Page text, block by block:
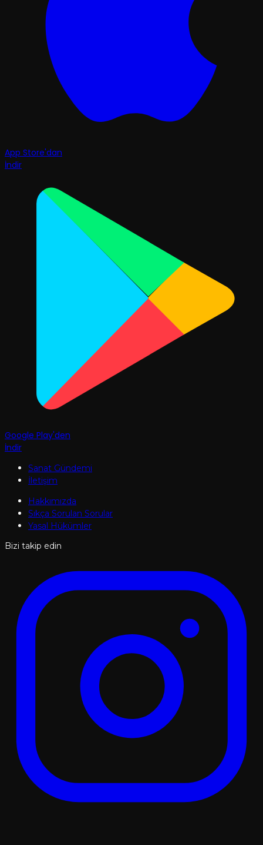
App Store'dan
İndir
Google Play'den
İndir
Sanat Gündemi
İletişim
Hakkımızda
Sıkça Sorulan Sorular
Yasal Hükümler
Bizi takip edin